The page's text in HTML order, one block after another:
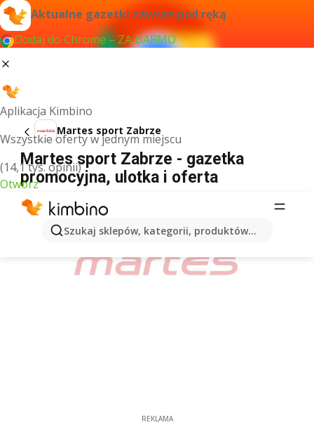
Aktualne gazetki zawsze pod ręką
Dodaj do Chrome – ZA DARMO
Aplikacja Kimbino
Wszystkie oferty w jednym miejscu
(14,1 tys. opinii)
Otwórz
Szukaj sklepów, kategorii, produktów...
Martes sport Zabrze
Martes sport Zabrze - gazetka
promocyjna, ulotka i oferta
REKLAMA